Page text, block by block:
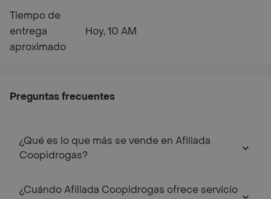
Tiempo de
entrega
aproximado
Hoy, 10 AM
Preguntas frecuentes
¿Qué es lo que más se vende en Afiliada
Coopidrogas?
¿Cuándo Afiliada Coopidrogas ofrece servicio